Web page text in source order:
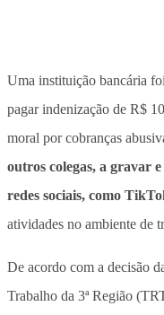
Uma instituição bancária
pagar indenização de R$
moral por cobranças
outros colegas, a gravar
redes sociais, como
atividades no ambiente de
De acordo com a decisão
Trabalho da 3ª Região